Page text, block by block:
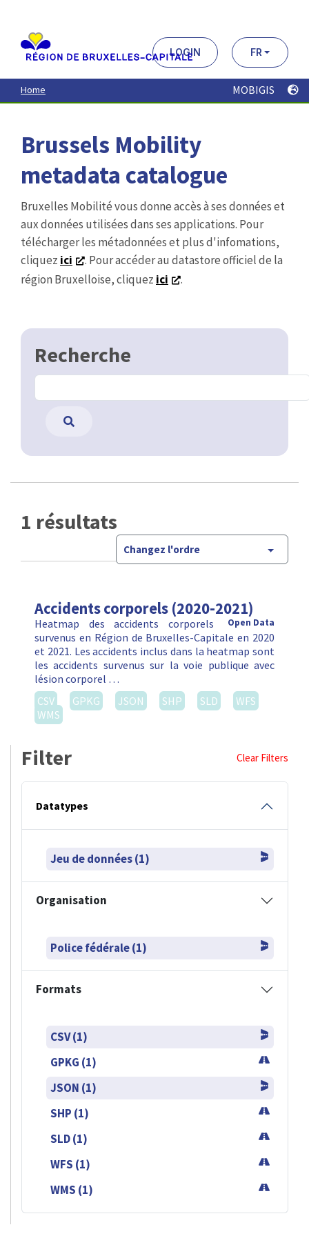
contenu
principal
LOGIN FR
Home MOBIGIS
Brussels Mobility
metadata catalogue
Bruxelles Mobilité vous donne accès à ses données et
aux données utilisées dans ses applications. Pour
télécharger les métadonnées et plus d'infomations,
cliquez ici
. Pour accéder au datastore officiel de la
région Bruxelloise, cliquez ici .
Recherche
1 résultats
Changez l'ordre
Accidents corporels (2020-2021)
Open Data
Heatmap des accidents corporels
survenus en Région de Bruxelles-Capitale en 2020
et 2021. Les accidents inclus dans la heatmap sont
les accidents survenus sur la voie publique avec
lésion corporel …
CSV
GPKG JSON SHP SLD
WFS
WMS
Filter Clear Filters
Datatypes
Jeu de données (1)
Organisation
Police fédérale (1)
Formats
CSV (1)
GPKG (1)
JSON (1)
SHP (1)
SLD (1)
WFS (1)
WMS (1)